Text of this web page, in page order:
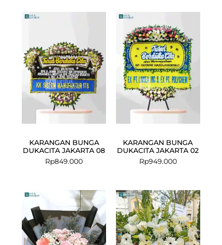
KARANGAN BUNGA
DUKACITA JAKARTA 08
Rp849.000
KARANGAN BUNGA
DUKACITA JAKARTA 02
Rp949.000
Original
price
was:
Rp749.000.
Current
price
is:
Rp550.000.